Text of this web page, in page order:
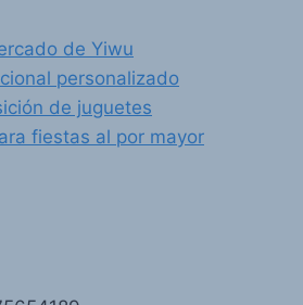
de Yiwu
personalizado
de juguetes
fiestas al por mayor